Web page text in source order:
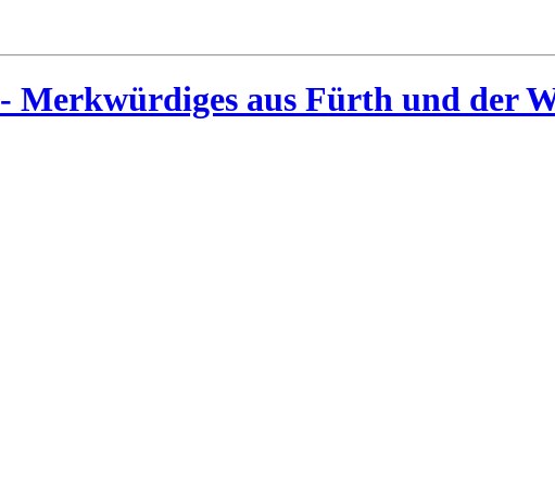
- Merkwürdiges aus Fürth und der